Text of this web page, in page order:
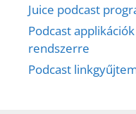
Juice podcast
Podcast
rendszerre
Podcast